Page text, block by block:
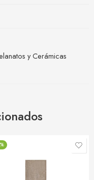
y Cerámicas